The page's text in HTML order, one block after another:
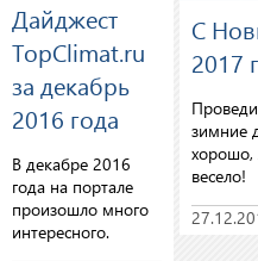
Дайджест
TopClimat.ru
за декабрь
2016 года
В декабре 2016
года на портале
произошло много
интересного.
С
2017
зимние
хорошо,
весело!